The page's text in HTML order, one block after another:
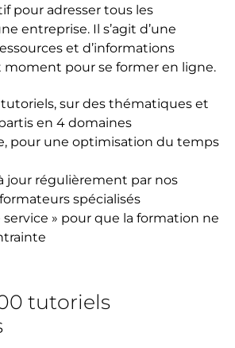
pour adresser tous les
entreprise. Il s’agit d’une
et d’informations
moment pour se former en ligne.
tutoriels, sur des thématiques et
en 4 domaines
pour une optimisation du temps
jour régulièrement par nos
spécialisés
service » pour que la formation ne
tutoriels